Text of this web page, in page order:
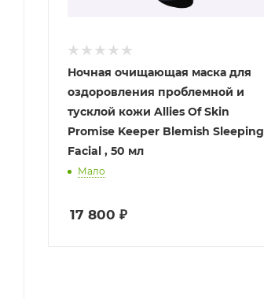
Ночная очищающая маска для
оздоровления проблемной и
тусклой кожи Allies Of Skin
Promise Keeper Blemish Sleeping
Facial , 50 мл
Мало
17 800 ₽